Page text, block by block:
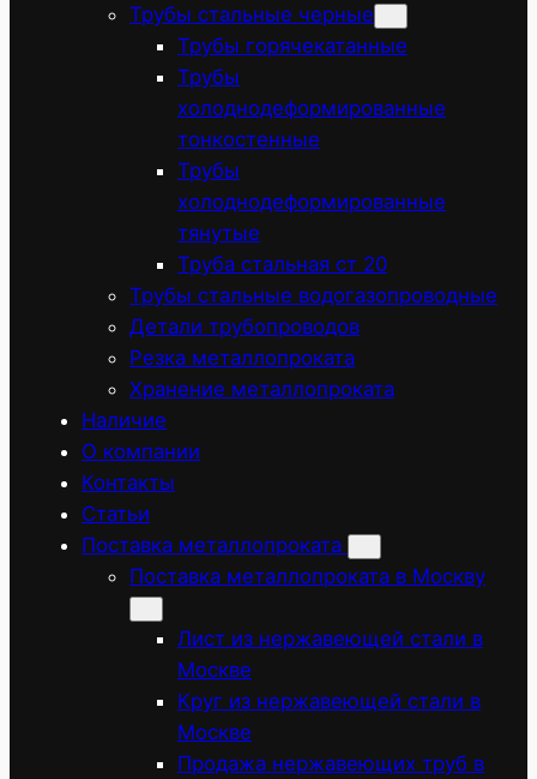
Трубы стальные черные
Трубы горячекатанные
Трубы
холоднодеформированные
тонкостенные
Трубы
холоднодеформированные
тянутые
Труба стальная ст 20
Трубы стальные водогазопроводные
Детали трубопроводов
Резка металлопроката
Хранение металлопроката
Наличие
О компании
Контакты
Статьи
Поставка металлопроката
Поставка металлопроката в Москву
Лист из нержавеющей стали в
Москве
Круг из нержавеющей стали в
Москве
Продажа нержавеющих труб в